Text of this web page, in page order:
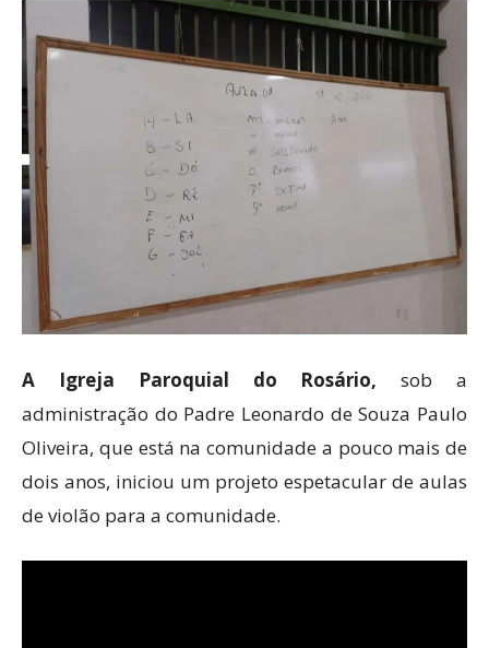
A Igreja Paroquial do Rosário, sob a
administração do Padre Leonardo de Souza Paulo
Oliveira, que está na comunidade a pouco mais de
dois anos, iniciou um projeto espetacular de aulas
de violão para a comunidade.